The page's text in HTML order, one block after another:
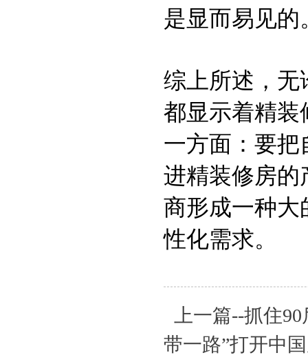
是显而易见的
综上所述，无
都显示着精装
一方面：要把
进精装修房的
商形成一种大
性化需求。
上一篇--抓住
带一路”打开中